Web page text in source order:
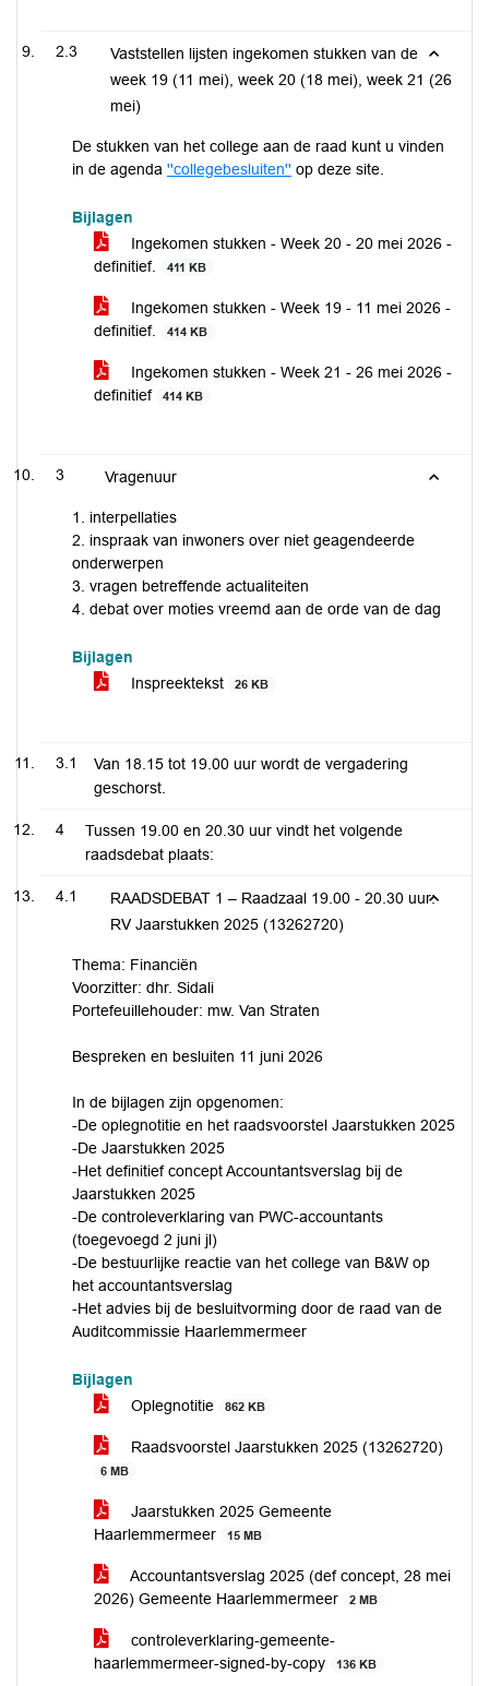
2.3
Vaststellen lijsten ingekomen stukken van de
week 19 (11 mei), week 20 (18 mei), week 21 (26
mei)
De stukken van het college aan de raad kunt u vinden
in de agenda ''collegebesluiten'' op deze site.
Bijlagen
Ingekomen stukken - Week 20 - 20 mei 2026 -
definitief.
411 KB
Ingekomen stukken - Week 19 - 11 mei 2026 -
definitief.
414 KB
Ingekomen stukken - Week 21 - 26 mei 2026 -
definitief
414 KB
3 Vragenuur
1. interpellaties
2. inspraak van inwoners over niet geagendeerde
onderwerpen
3. vragen betreffende actualiteiten
4. debat over moties vreemd aan de orde van de dag
Bijlagen
Inspreektekst
26 KB
3.1
Van 18.15 tot 19.00 uur wordt de vergadering
geschorst.
4
Tussen 19.00 en 20.30 uur vindt het volgende
raadsdebat plaats:
4.1
RAADSDEBAT 1 – Raadzaal 19.00 - 20.30 uur:
RV Jaarstukken 2025 (13262720)
Thema: Financiën
Voorzitter: dhr. Sidali
Portefeuillehouder: mw. Van Straten
Bespreken en besluiten 11 juni 2026
In de bijlagen zijn opgenomen:
-De oplegnotitie en het raadsvoorstel Jaarstukken 2025
-De Jaarstukken 2025
-Het definitief concept Accountantsverslag bij de
Jaarstukken 2025
-De controleverklaring van PWC-accountants
(toegevoegd 2 juni jl)
-De bestuurlijke reactie van het college van B&W op
het accountantsverslag
-Het advies bij de besluitvorming door de raad van de
Auditcommissie Haarlemmermeer
Bijlagen
Oplegnotitie
862 KB
Raadsvoorstel Jaarstukken 2025 (13262720)
6 MB
Jaarstukken 2025 Gemeente
Haarlemmermeer
15 MB
Accountantsverslag 2025 (def concept, 28 mei
2026) Gemeente Haarlemmermeer
2 MB
controleverklaring-gemeente-
haarlemmermeer-signed-by-copy
136 KB